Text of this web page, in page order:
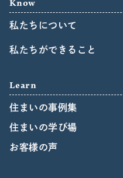
Know
私たちについて
私たちができること
Learn
住まいの事例集
住まいの学び場
お客様の声